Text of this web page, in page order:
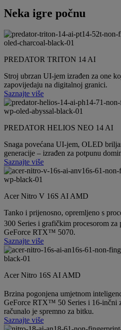
Neka igre počnu
PREDATOR TRITON 14 AI
Stroj ubrzan UI-jem izrađen za one
zapovijedaju na digitalnoj granici.
Saznajte više
PREDATOR HELIOS NEO 14 AI
Snaga povećana UI-jem, OLED
generacije – izrađen za potpunu
Saznajte više
Acer Nitro V 16S AI AMD
Tanko i prijenosno, opremljeno s
300 Series i grafičkim procesorom
GeForce RTX™ 5070.
Saznajte više
Acer Nitro 16S AI AMD
Brzina pogonjena umjetnom
GeForce RTX™ 50 Series i 16-inčni
računalo je spremno za bitku.
Saznajte više